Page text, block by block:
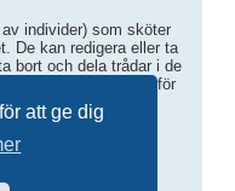
att ge dig
individer) som sköter
De kan redigera eller ta
bort och dela trådar i de
moderatorerna där för
ämnet eller postar